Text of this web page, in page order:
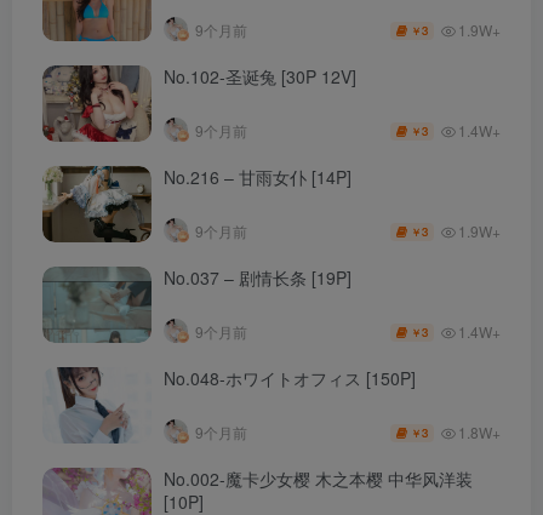
9个月前 ￥3 1.9W+
No.102-圣诞兔 [30P 12V]
9个月前 ￥3 1.4W+
No.216 – 甘雨女仆 [14P]
9个月前 ￥3 1.9W+
No.037 – 剧情长条 [19P]
9个月前 ￥3 1.4W+
No.048-ホワイトオフィス [150P]
9个月前 ￥3 1.8W+
No.002-魔卡少女樱 木之本樱 中华风洋装
[10P]